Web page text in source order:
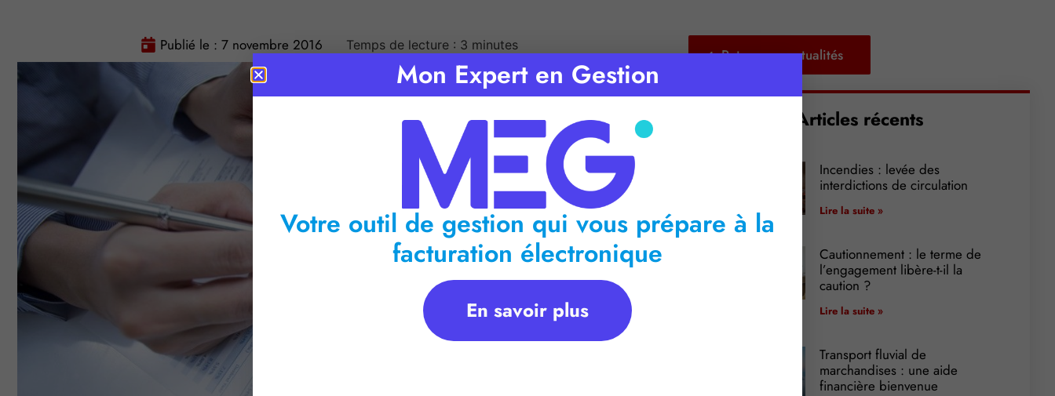
Publié le : 7 novembre 2016 Temps de lecture : 3 minutes
Retour aux actualités
Articles récents
Incendies : levée des
interdictions de circulation
Lire la suite »
Cautionnement : le terme de
l’engagement libère-t-il la
caution ?
Lire la suite »
Transport fluvial de
marchandises : une aide
financière bienvenue
Mon Expert en Gestion
Votre outil de gestion qui vous prépare à la
facturation électronique
En savoir plus